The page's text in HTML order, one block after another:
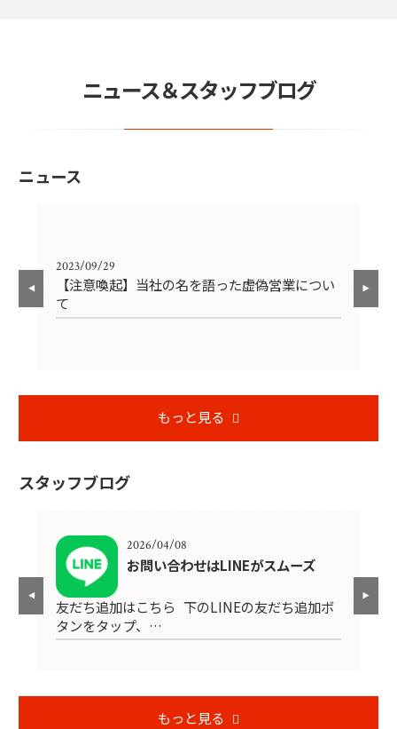
ニュース＆スタッフブログ
ニュース
2023/09/29
【注意喚起】当社の名を語った虚偽営業につい
て
もっと見る
スタッフブログ
2026/04/08
お問い合わせはLINEがスムーズ
友だち追加はこちら 下のLINEの友だち追加ボ
タンをタップ、…
もっと見る